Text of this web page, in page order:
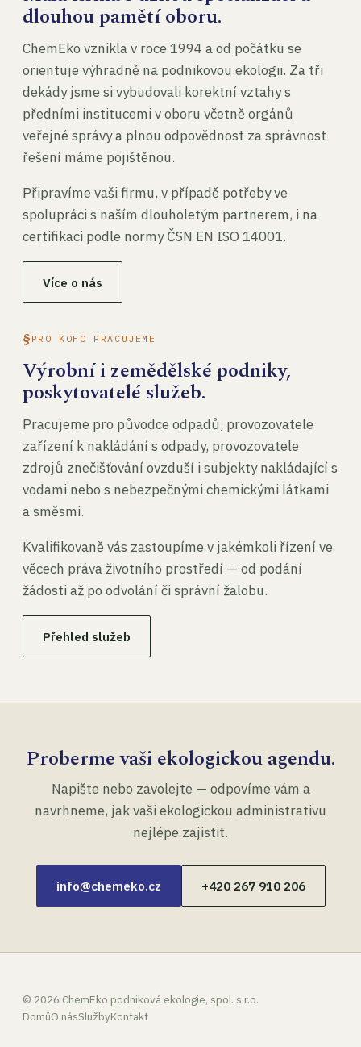
dlouhou pamětí oboru.
ChemEko vznikla v roce 1994 a od počátku se
orientuje výhradně na podnikovou ekologii. Za tři
dekády jsme si vybudovali korektní vztahy s
předními institucemi v oboru včetně orgánů
veřejné správy a plnou odpovědnost za správnost
řešení máme pojištěnou.
Připravíme vaši firmu, v případě potřeby ve
spolupráci s naším dlouholetým partnerem, i na
certifikaci podle normy ČSN EN ISO 14001.
Více o nás
PRO KOHO PRACUJEME
Výrobní i zemědělské podniky,
poskytovatelé služeb.
Pracujeme pro původce odpadů, provozovatele
zařízení k nakládání s odpady, provozovatele
zdrojů znečišťování ovzduší i subjekty nakládající s
vodami nebo s nebezpečnými chemickými látkami
a směsmi.
Kvalifikovaně vás zastoupíme v jakémkoli řízení ve
věcech práva životního prostředí — od podání
žádosti až po odvolání či správní žalobu.
Přehled služeb
Proberme vaši ekologickou agendu.
Napište nebo zavolejte — odpovíme vám a
navrhneme, jak vaši ekologickou administrativu
nejlépe zajistit.
info@chemeko.cz +420 267 910 206
© 2026 ChemEko podniková ekologie, spol. s r.o.
DomůO násSlužbyKontakt